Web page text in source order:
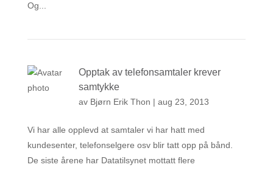
Og...
Opptak av telefonsamtaler krever
samtykke
av Bjørn Erik Thon | aug 23, 2013
Vi har alle opplevd at samtaler vi har hatt med
kundesenter, telefonselgere osv blir tatt opp på bånd.
De siste årene har Datatilsynet mottatt flere